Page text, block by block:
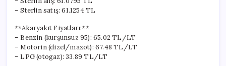
– Sterlin satış: 61.1254 TL
**Akaryakıt Fiyatları:**
– Benzin (kurşunsuz 95): 65.02 TL/LT
– Motorin (dizel/mazot): 67.48 TL/LT
– LPG (otogaz): 33.89 TL/LT